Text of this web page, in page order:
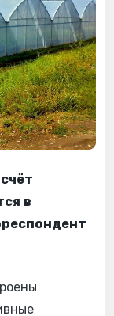
в